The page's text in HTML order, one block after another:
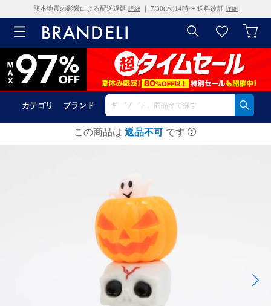
熊本地震の影響による配送遅延 詳細 ｜ 7/30(木)14時〜 送料改訂 詳細
カテゴリ ブランド
この商品は 返品不可 です